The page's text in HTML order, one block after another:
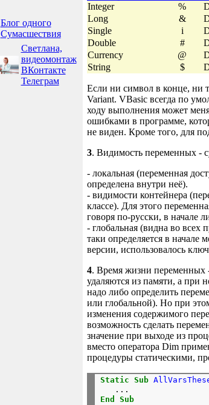
Блог одного
Сумасшествия
Светлана,
видеомонтаж
ВКонтакте
Телеграм
Integer
%
Long
&
Single
i
Double
#
Currency
@
String
$
Если ни символ в конце, ни
Variant. VBasic всегда по
ходу выполнения может
ошибками в программе,
не виден. Кроме того, для
3. Видимость переменных -
- локальная (переменная
определена внутри неё).
- видимости контейнера
классе). Для этого
говоря по-русски, в начале
- глобальная (видна во всех
таки определяется в
версии, использовалось
4. Время жизни переменных
удаляются из памяти, а при
надо либо определить
или глобальной). Но при
изменения содержимого
возможность сделать
значение при выходе из
вместо оператора Dim
процедуры статическими,
Static Sub
End
Sub